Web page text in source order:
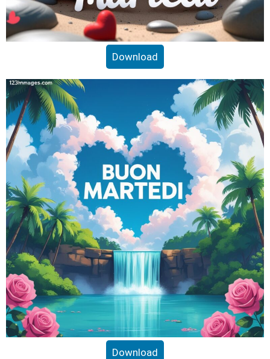
Download
Download